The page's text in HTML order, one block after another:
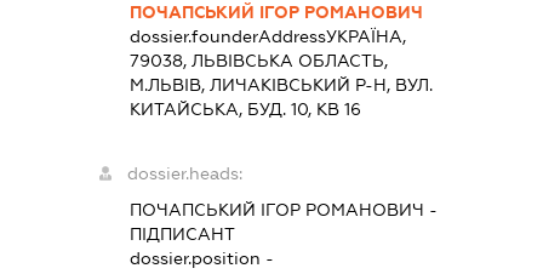
ПОЧАПСЬКИЙ ІГОР РОМАНОВИЧ
dossier.founderAddressУКРАЇНА,
79038, ЛЬВIВСЬКА ОБЛАСТЬ,
М.ЛЬВІВ, ЛИЧАКІВСЬКИЙ Р-Н, ВУЛ.
КИТАЙСЬКА, БУД. 10, КВ 16
dossier.heads:
ПОЧАПСЬКИЙ ІГОР РОМАНОВИЧ -
ПІДПИСАНТ
dossier.position -